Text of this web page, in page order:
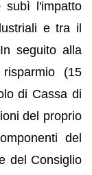
subì l'impatto
e tra il
seguito alla
(15
di Cassa di
del proprio
del
del Consiglio